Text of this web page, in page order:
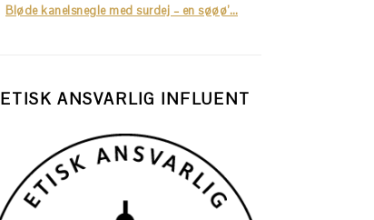
Bløde kanelsnegle med surdej – en søøø’…
ETISK ANSVARLIG INFLUENT